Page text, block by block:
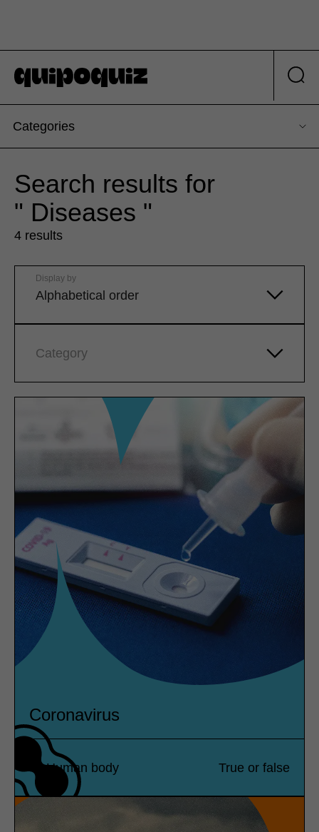
Categories
Search results for
" Diseases "
4 results
Alphabetical order
Display by
Category
Coronavirus
Human body True or false